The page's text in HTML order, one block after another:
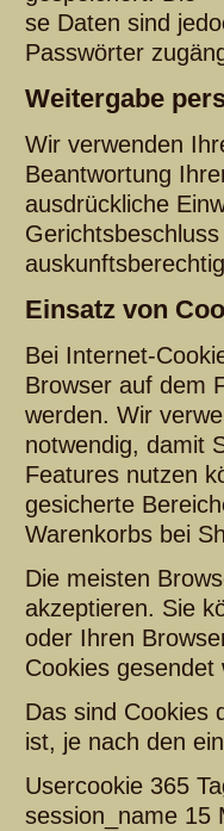
se Daten sind
Passwörter
Weitergabe
Wir verwenden
Beantwortung
ausdrückliche
Einsatz von
Bei Internet-
Browser auf dem
werden. Wir
notwendig, damit
Features nutzen
gesicherte
Warenkorbs bei
Die meisten
akzeptieren. Sie
oder Ihren
Cookies gesendet
Das sind Cookies
ist, je nach den
Usercookie 365
session_name 15